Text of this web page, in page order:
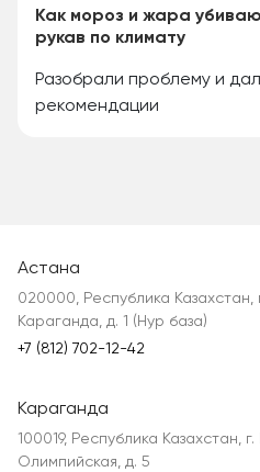
Как мороз и жара
рукав по климату
Разобрали проблему и
рекомендации
Астана
020000, Республика
Караганда, д. 1 (Нур база)
+7 (812) 702-12-42
Караганда
100019, Республика Казахстан,
Олимпийская, д. 5